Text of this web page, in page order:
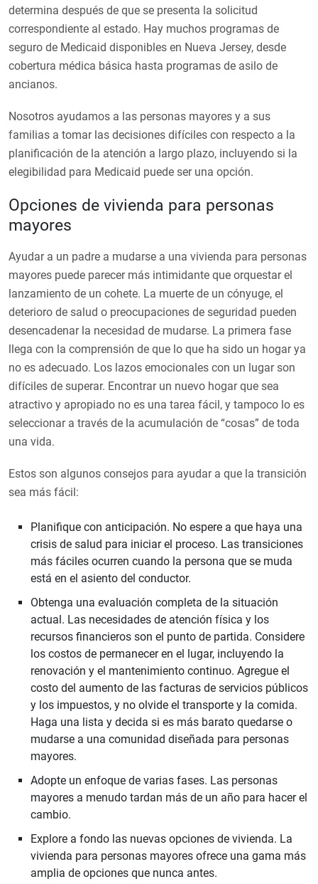
determina después de que se presenta la solicitud
correspondiente al estado. Hay muchos programas de
seguro de Medicaid disponibles en Nueva Jersey, desde
cobertura médica básica hasta programas de asilo de
ancianos.
Nosotros ayudamos a las personas mayores y a sus
familias a tomar las decisiones difíciles con respecto a la
planificación de la atención a largo plazo, incluyendo si la
elegibilidad para Medicaid puede ser una opción.
Opciones de vivienda para personas
mayores
Ayudar a un padre a mudarse a una vivienda para personas
mayores puede parecer más intimidante que orquestar el
lanzamiento de un cohete. La muerte de un cónyuge, el
deterioro de salud o preocupaciones de seguridad pueden
desencadenar la necesidad de mudarse. La primera fase
llega con la comprensión de que lo que ha sido un hogar ya
no es adecuado. Los lazos emocionales con un lugar son
difíciles de superar. Encontrar un nuevo hogar que sea
atractivo y apropiado no es una tarea fácil, y tampoco lo es
seleccionar a través de la acumulación de “cosas” de toda
una vida.
Estos son algunos consejos para ayudar a que la transición
sea más fácil:
Planifique con anticipación. No espere a que haya una
crisis de salud para iniciar el proceso. Las transiciones
más fáciles ocurren cuando la persona que se muda
está en el asiento del conductor.
Obtenga una evaluación completa de la situación
actual. Las necesidades de atención física y los
recursos financieros son el punto de partida. Considere
los costos de permanecer en el lugar, incluyendo la
renovación y el mantenimiento continuo. Agregue el
costo del aumento de las facturas de servicios públicos
y los impuestos, y no olvide el transporte y la comida.
Haga una lista y decida si es más barato quedarse o
mudarse a una comunidad diseñada para personas
mayores.
Adopte un enfoque de varias fases. Las personas
mayores a menudo tardan más de un año para hacer el
cambio.
Explore a fondo las nuevas opciones de vivienda. La
vivienda para personas mayores ofrece una gama más
amplia de opciones que nunca antes.